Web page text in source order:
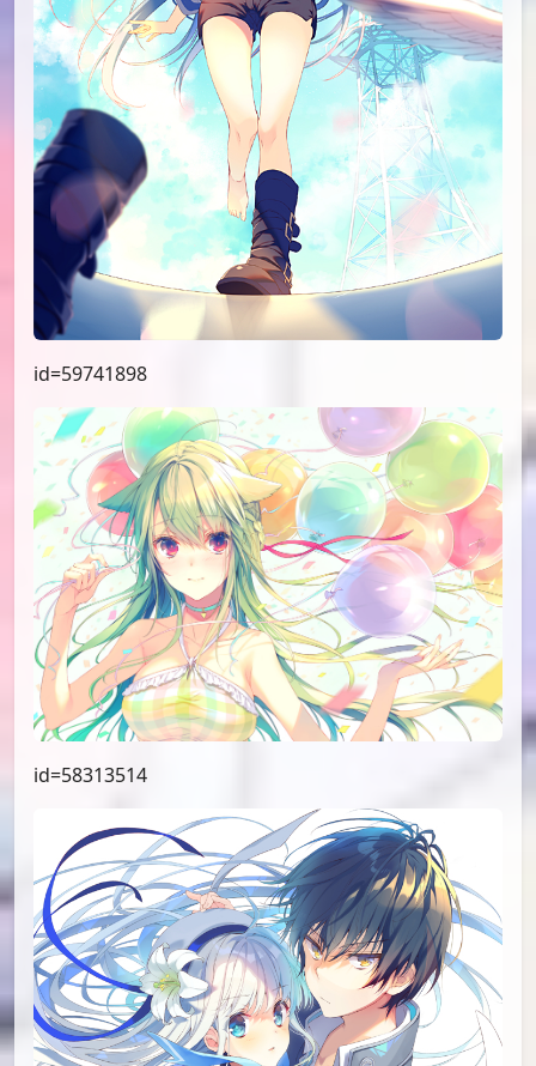
id=59741898
id=58313514